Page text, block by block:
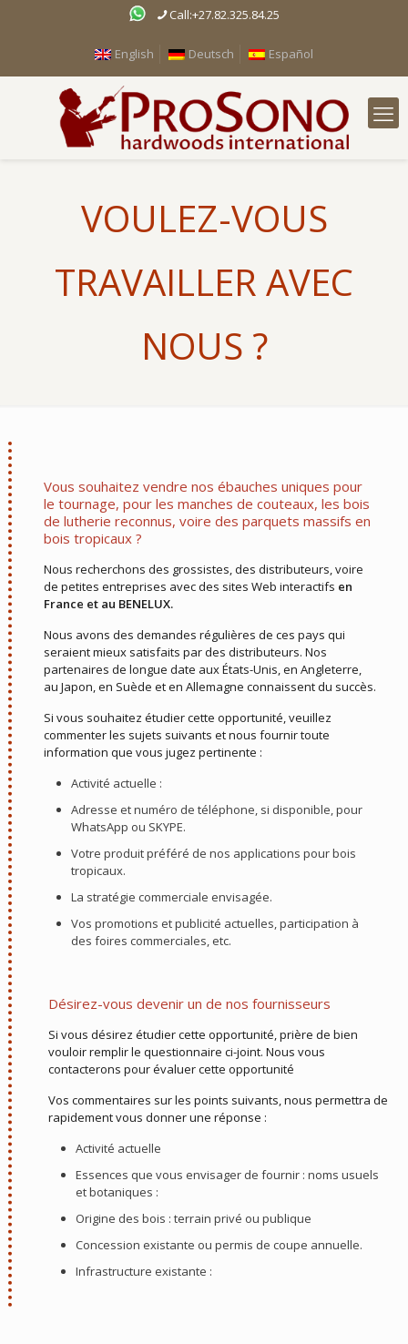
Call:+27.82.325.84.25
English Deutsch Español
VOULEZ-VOUS
TRAVAILLER AVEC
NOUS ?
Vous souhaitez vendre nos ébauches uniques pour
le tournage, pour les manches de couteaux, les bois
de lutherie reconnus, voire des parquets massifs en
bois tropicaux ?
Nous recherchons des grossistes, des distributeurs, voire
de petites entreprises avec des sites Web interactifs en
France et au BENELUX.
Nous avons des demandes régulières de ces pays qui
seraient mieux satisfaits par des distributeurs. Nos
partenaires de longue date aux États-Unis, en Angleterre,
au Japon, en Suède et en Allemagne connaissent du succès.
Si vous souhaitez étudier cette opportunité, veuillez
commenter les sujets suivants et nous fournir toute
information que vous jugez pertinente :
Activité actuelle :
Adresse et numéro de téléphone, si disponible, pour
WhatsApp ou SKYPE.
Votre produit préféré de nos applications pour bois
tropicaux.
La stratégie commerciale envisagée.
Vos promotions et publicité actuelles, participation à
des foires commerciales, etc.
Désirez-vous devenir un de nos fournisseurs
Si vous désirez étudier cette opportunité, prière de bien
vouloir remplir le questionnaire ci-joint. Nous vous
contacterons pour évaluer cette opportunité
Vos commentaires sur les points suivants, nous permettra de
rapidement vous donner une réponse :
Activité actuelle
Essences que vous envisager de fournir : noms usuels
et botaniques :
Origine des bois : terrain privé ou publique
Concession existante ou permis de coupe annuelle.
Infrastructure existante :